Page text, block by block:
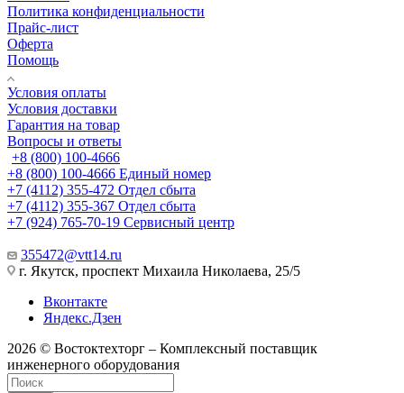
Политика конфиденциальности
Прайс-лист
Оферта
Помощь
Условия оплаты
Условия доставки
Гарантия на товар
Вопросы и ответы
+8 (800) 100-4666
+8 (800) 100-4666 Единый номер
+7 (4112) 355-472 Отдел сбыта
+7 (4112) 355-367 Отдел сбыта
+7 (924) 765-70-19 Сервисный центр
355472@vtt14.ru
г. Якутск, проспект Михаила Николаева, 25/5
Вконтакте
Яндекс.Дзен
2026 © Востоктехторг – Комплексный поставщик
инженерного оборудования